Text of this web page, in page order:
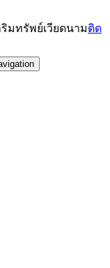
มทรัพย์เวียดนามติด